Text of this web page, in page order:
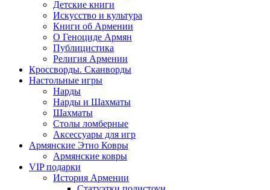
Детские книги
Иcкусство и культура
Книги об Армении
О Геноциде Армян
Публицистика
Религия Армении
Кроссворды. Сканворды
Настольные игры
Нарды
Нарды и Шахматы
Шахматы
Столы ломберные
Аксессуары для игр
Армянские Этно Ковры
Армянские ковры
VIP подарки
История Армении